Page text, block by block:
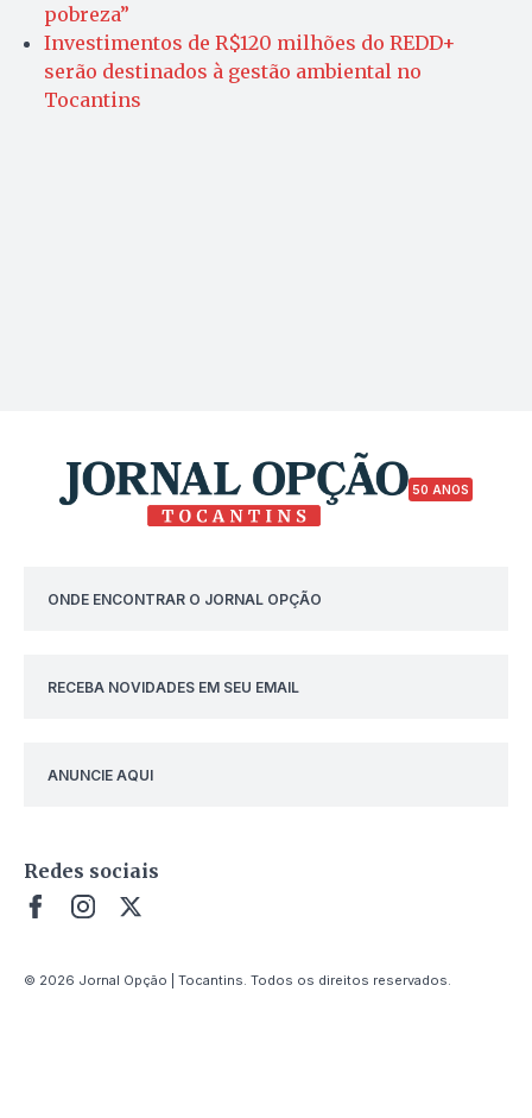
pobreza”
Investimentos de R$120 milhões do REDD+
serão destinados à gestão ambiental no
Tocantins
50 ANOS
ONDE ENCONTRAR O JORNAL OPÇÃO
RECEBA NOVIDADES EM SEU EMAIL
ANUNCIE AQUI
Redes sociais
© 2026 Jornal Opção | Tocantins. Todos os direitos reservados.